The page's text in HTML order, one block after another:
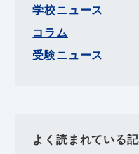
学校ニュース
コラム
受験ニュース
よく読まれている